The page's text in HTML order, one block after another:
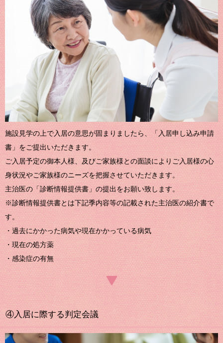
施設見学の上で入居の意思が固まりましたら、「入居申し込み申請
書」をご提出いただきます。
ご入居予定の御本人様、及びご家族様との面談によりご入居様の心
身状況やご家族様のニーズを把握させていただきます。
主治医の「診断情報提供書」の提出をお願い致します。
※診断情報提供書とは下記季内容等の記載された主治医の紹介書で
す。
・過去にかかった病気や現在かかっている病気
・現在の処方薬
・感染症の有無
④入居に際する判定会議